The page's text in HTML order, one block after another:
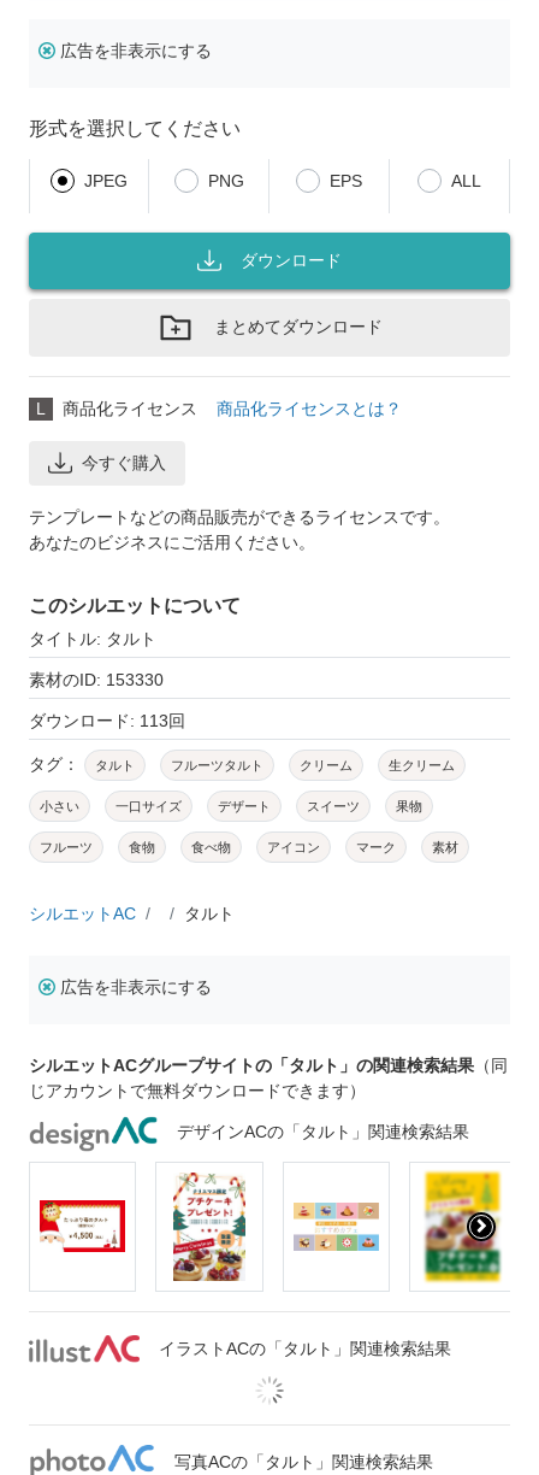
広告を非表示にする
形式を選択してください
JPEG PNG EPS ALL
ダウンロード
まとめてダウンロード
L 商品化ライセンス 商品化ライセンスとは？
今すぐ購入
テンプレートなどの商品販売ができるライセンスです。
あなたのビジネスにご活用ください。
このシルエットについて
タイトル: タルト
素材のID: 153330
ダウンロード: 113回
タグ： タルト フルーツタルト クリーム 生クリーム
小さい 一口サイズ デザート スイーツ 果物
フルーツ 食物 食べ物 アイコン マーク 素材
シルエットAC タルト
広告を非表示にする
シルエットACグループサイトの「タルト」の関連検索結果 （同
じアカウントで無料ダウンロードできます）
デザインACの「タルト」関連検索結果
イラストACの「タルト」関連検索結果
写真ACの「タルト」関連検索結果